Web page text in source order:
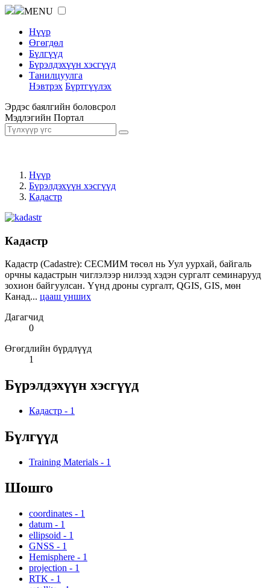
MENU
Нүүр
Өгөгдөл
Бүлгүүд
Бүрэлдэхүүн хэсгүүд
Танилцуулга
Нэвтрэх Бүртгүүлэх
Эрдэс баялгийн боловсрол
Мэдлэгийн Портал
Нүүр
Бүрэлдэхүүн хэсгүүд
Кадастр
Кадастр
Кадастр (Cadastre): СЕСМИМ төсөл нь Уул уурхай, байгаль
орчны кадастрын чиглэлээр нилээд хэдэн сургалт семинарууд
зохион байгуулсан. Үүнд дроны сургалт, QGIS, GIS, мөн
Канад... цааш унших
Дагагчид
0
Өгөгдлийн бүрдлүүд
1
Бүрэлдэхүүн хэсгүүд
Кадастр - 1
Бүлгүүд
Training Materials - 1
Шошго
coordinates - 1
datum - 1
ellipsoid - 1
GNSS - 1
Hemisphere - 1
projection - 1
RTK - 1